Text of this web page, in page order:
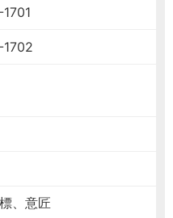
、意匠